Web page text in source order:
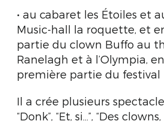
• au cabaret les Étoiles et
Music-hall la roquette, et
partie du clown Buffo au
Ranelagh et à l’Olympia,
première partie du festival
Il a crée plusieurs
“Donk”, “Et, si…”, “Des